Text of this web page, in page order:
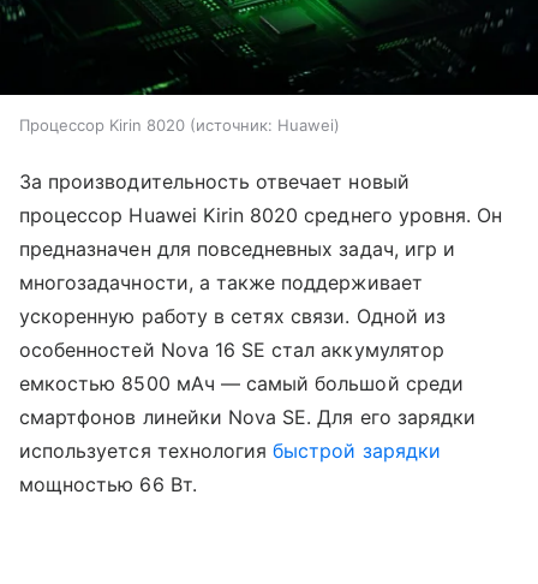
Процессор Kirin 8020 источник: Huawei
За производительность отвечает новый
процессор Huawei Kirin 8020 среднего уровня. Он
предназначен для повседневных задач, игр и
многозадачности, а также поддерживает
ускоренную работу в сетях связи. Одной из
особенностей Nova 16 SE стал аккумулятор
емкостью 8500 мАч — самый большой среди
смартфонов линейки Nova SE. Для его зарядки
используется технологиябыстрой зарядки
мощностью 66 Вт.